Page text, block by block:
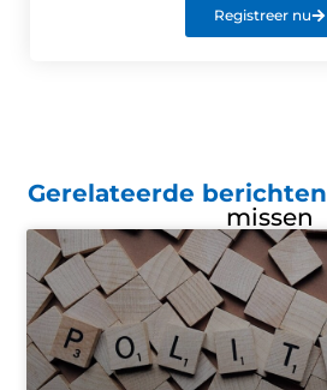
Registreer nu
Gerelateerde berichten
missen